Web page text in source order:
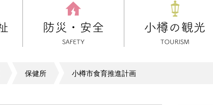
保健所 小樽市食育推進計画